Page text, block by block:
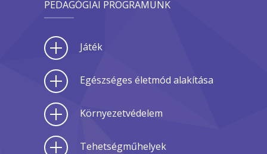
PEDAGÓGIAI PROGRAMUNK
Játék
Egészséges életmód alakítása
Környezetvédelem
Tehetségműhelyek